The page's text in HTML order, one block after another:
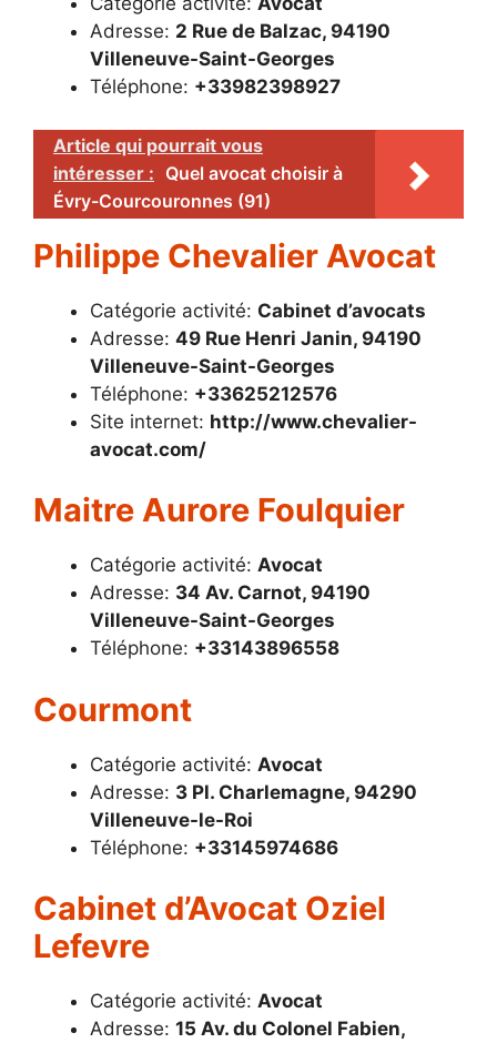
Adresse: 2 Rue de Balzac, 94190
Villeneuve-Saint-Georges
Téléphone: +33982398927
Article qui pourrait vous
intéresser : Quel avocat choisir à
Évry-Courcouronnes (91)
Philippe Chevalier Avocat
Catégorie activité: Cabinet d’avocats
Adresse: 49 Rue Henri Janin, 94190
Villeneuve-Saint-Georges
Téléphone: +33625212576
Site internet: http://www.chevalier-
avocat.com/
Maitre Aurore Foulquier
Catégorie activité: Avocat
Adresse: 34 Av. Carnot, 94190
Villeneuve-Saint-Georges
Téléphone: +33143896558
Courmont
Catégorie activité: Avocat
Adresse: 3 Pl. Charlemagne, 94290
Villeneuve-le-Roi
Téléphone: +33145974686
Cabinet d’Avocat Oziel
Lefevre
Catégorie activité: Avocat
Adresse: 15 Av. du Colonel Fabien,